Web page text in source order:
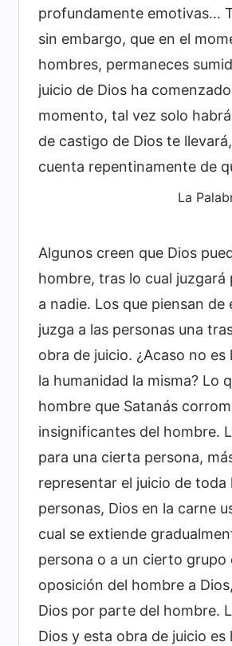
profundamente emotivas…
sin embargo, que en el
hombres, permaneces
juicio de Dios ha
momento, tal vez solo
de castigo de Dios te
cuenta repentinamente de
La
Algunos creen que Dios
hombre, tras lo cual
a nadie. Los que piensan
juzga a las personas una
obra de juicio. ¿Acaso no
la humanidad la misma? Lo
hombre que Satanás
insignificantes del hombre.
para una cierta persona,
representar el juicio de
personas, Dios en la carne
cual se extiende
persona o a un cierto grupo
oposición del hombre a
Dios por parte del hombre.
Dios y esta obra de juicio